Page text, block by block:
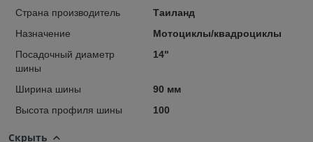
Страна производитель
Таиланд
Назначение
Мотоциклы/квадроциклы
Посадочный диаметр
шины
14"
Ширина шины
90 мм
Высота профиля шины
100
Скрыть